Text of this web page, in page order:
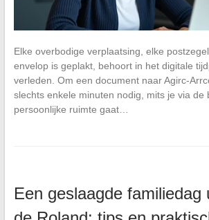
Elke overbodige verplaatsing, elke
envelop is geplakt, behoort in het digitale
verleden. Om een document naar Agirc-
slechts enkele minuten nodig, mits je via de
persoonlijke ruimte gaat…
Een geslaagde familiedag